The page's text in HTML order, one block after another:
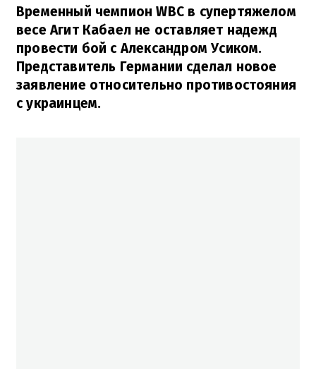
Временный чемпион WBC в супертяжелом
весе Агит Кабаел не оставляет надежд
провести бой с Александром Усиком.
Представитель Германии сделал новое
заявление относительно противостояния
с украинцем.